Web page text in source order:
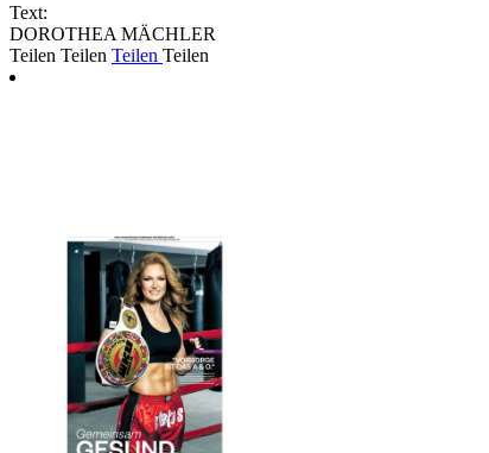
Text:
DOROTHEA MÄCHLER
Teilen Teilen Teilen Teilen